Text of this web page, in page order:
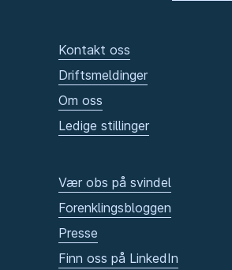
Kontakt oss
Driftsmeldinger
Om oss
Ledige stillinger
Vær obs på svindel
Forenklingsbloggen
Presse
Finn oss på LinkedIn